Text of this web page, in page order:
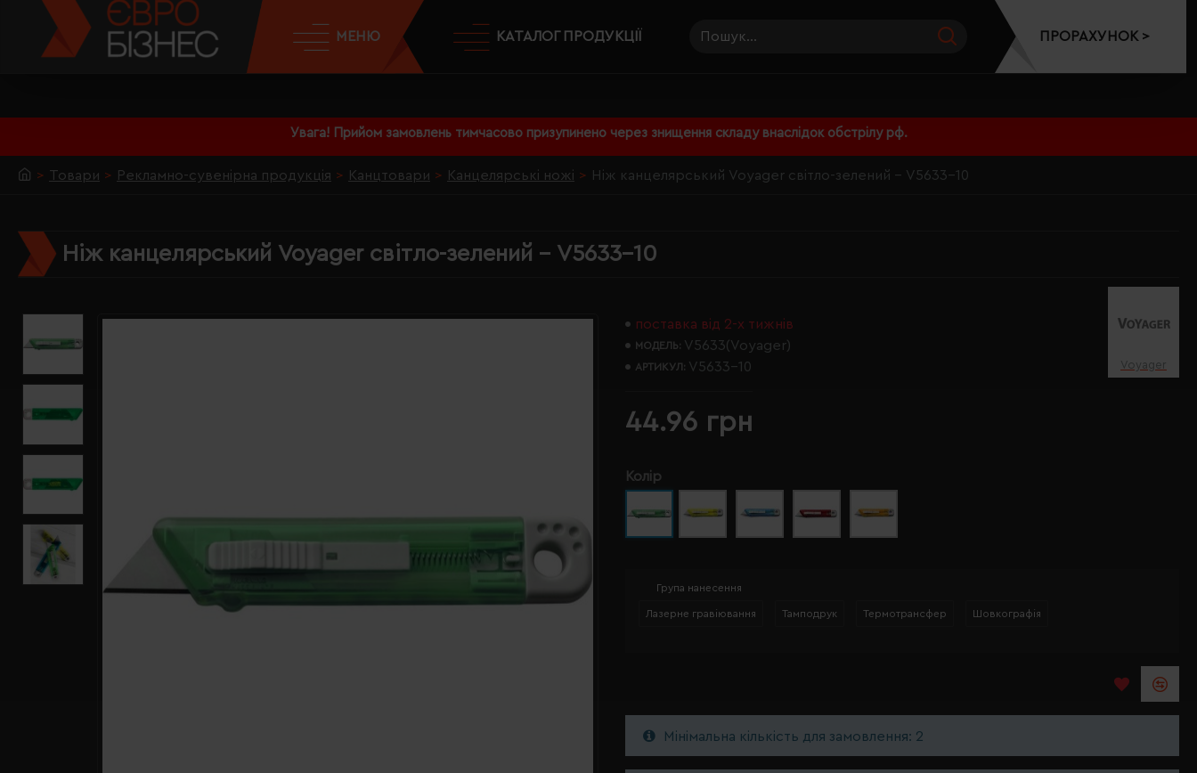
Увага! Прийом замовлень тимчасово призупинено через знищення складу внаслідок обстрілу рф.
МЕНЮ КАТАЛОГ ПРОДУКЦІЇ ПРОРАХУНОК >
Товари Рекламно-сувенірна продукція Канцтовари Канцелярські ножі Ніж канцелярський Voyager світло-зелений - V5633-10
Ніж канцелярський Voyager світло-зелений - V5633-10
поставка від 2-х тижнів
МОДЕЛЬ: V5633(Voyager)
АРТИКУЛ: V5633-10 Voyager
44.96 грн
Колір
Група нанесення
Лазерне гравіювання Тамподрук Термотрансфер Шовкографія
Мінімальна кількість для замовлення: 2